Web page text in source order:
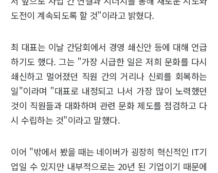
도전이 계속되도록 할 것"이라고 밝혔다.
최 대표는 이날 간담회에서 경영 쇄신안 등에 대해 언급
하기도 했다. 그는 "가장 시급한 일은 저희 문화를 다시
쇄신하고 멀어졌던 직원 간의 거리나 신뢰를 회복하는
일"이라며 "대표로 내정되고 나서 가장 많이 노력했던
것이 직원들과 대화하며 관련 문화 제도를 점검하고 다
시 수립하는 것"이라고 말했다.
이어 "밖에서 봤을 때는 네이버가 굉장히 혁신적인 IT기
업일 수 있지만 내부적으로는 20년 된 기업이기 때문에